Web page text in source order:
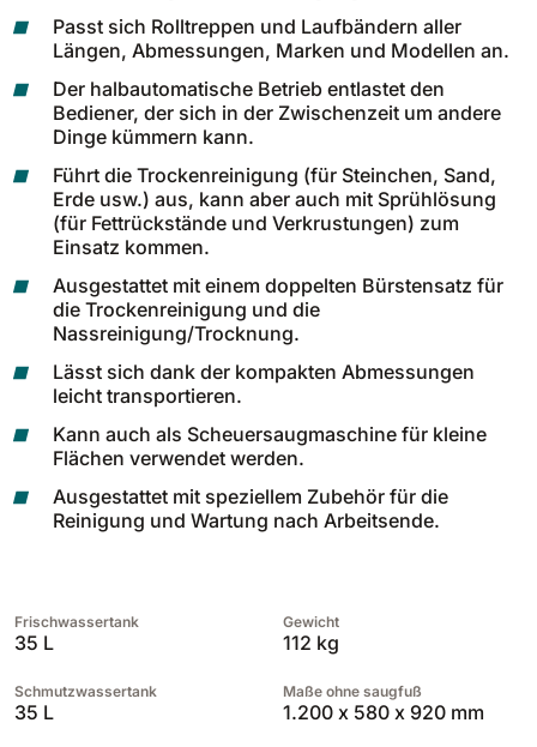
1000 mm 7500 m²/h
E110-D
1100 mm
E110-R
1100 mm
Passt sich Rolltreppen und Laufbändern aller
Längen, Abmessungen, Marken und Modellen an.
Der halbautomatische Betrieb entlastet den
Bediener, der sich in der Zwischenzeit um andere
Dinge kümmern kann.
Führt die Trockenreinigung (für Steinchen, Sand,
Erde usw.) aus, kann aber auch mit Sprühlösung
(für Fettrückstände und Verkrustungen) zum
Einsatz kommen.
Ausgestattet mit einem doppelten Bürstensatz für
die Trockenreinigung und die
Nassreinigung/Trocknung.
Lässt sich dank der kompakten Abmessungen
leicht transportieren.
Kann auch als Scheuersaugmaschine für kleine
Flächen verwendet werden.
Ausgestattet mit speziellem Zubehör für die
Reinigung und Wartung nach Arbeitsende.
Frischwassertank
35 L
Schmutzwassertank
35 L
Gewicht
112 kg
Maße ohne saugfuß
1.200 x 580 x 920 mm